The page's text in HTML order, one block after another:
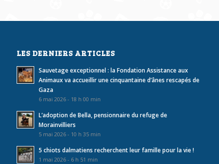
LES DERNIERS ARTICLES
Sauvetage exceptionnel : la Fondation Assistance aux
Animaux va accueillir une cinquantaine d’ânes rescapés de
Gaza
6 mai 2026 - 18 h 00 min
L’adoption de Bella, pensionnaire du refuge de
Morainvilliers
5 mai 2026 - 10 h 35 min
5 chiots dalmatiens recherchent leur famille pour la vie !
1 mai 2026 - 6 h 51 min